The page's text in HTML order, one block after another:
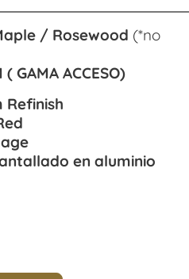
/ Rosewood (*no
GAMA ACCESO)
Refinish
en aluminio